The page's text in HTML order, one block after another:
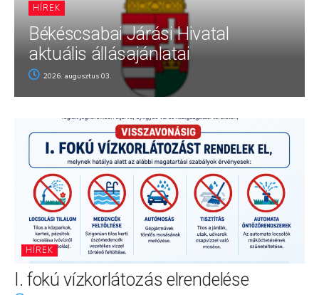
HÍREK
Békéscsabai Járási Hivatal
aktuális állásajánlatai
2026. augusztus 03.
HÍREK
I. fokú vízkorlátozás elrendelése